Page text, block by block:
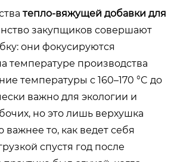
тепло-вяжущей добавки для
закупщиков совершают
они фокусируются
температуре производства
температуры с 160–170 °C до
важно для экологии и
но это лишь верхушка
важнее то, как ведет себя
спустя год после